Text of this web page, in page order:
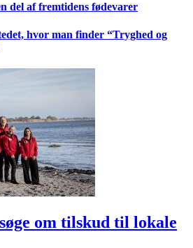
del af fremtidens fødevarer
hvor man finder “Tryghed og
om tilskud til lokale